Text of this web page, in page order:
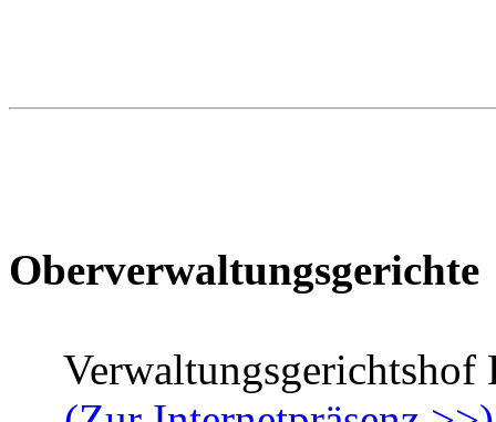
Oberverwaltungsgerichte
Verwaltungsgerichtshof